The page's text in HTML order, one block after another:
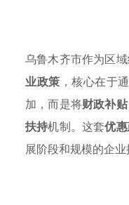
乌鲁木齐市作为区
业政策 ，核心在于
加，而是将财政补贴
扶持机制。这套优
展阶段和规模的企